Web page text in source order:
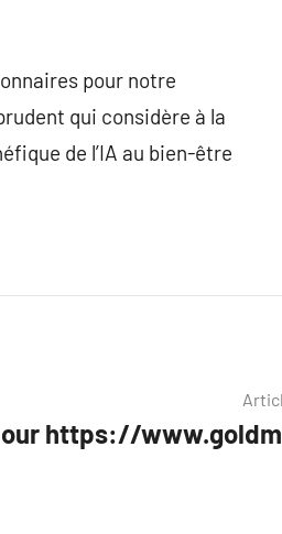
pour notre
qui considère à la
de l’IA au bien-être
https://